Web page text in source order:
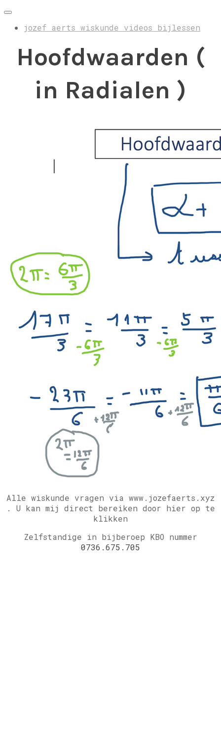
jozef aerts wiskunde videos bijlessen
Hoofdwaarden (
in Radialen )
Alle wiskunde vragen via www.jozefaerts.xyz
. U kan mij direct bereiken door hier op te
klikken
Zelfstandige in bijberoep KBO nummer
0736.675.705